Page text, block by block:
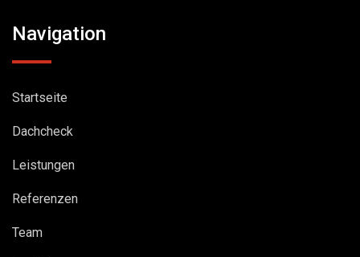
Navigation
Startseite
Dachcheck
Leistungen
Referenzen
Team